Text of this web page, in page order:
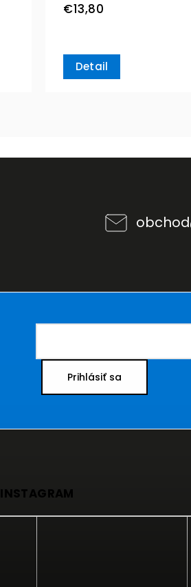
€13,80
Detail
obchod
Prihlásiť sa
INSTAGRAM